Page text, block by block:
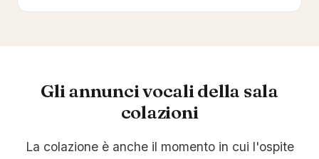
Gli annunci vocali della sala
colazioni
La colazione è anche il momento in cui l'ospite